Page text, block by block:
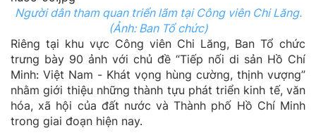
Người dân tham quan triển lãm tại Công viên Chi Lăng.
(Ảnh: Ban Tổ chức)
Riêng tại khu vực Công viên Chi Lăng, Ban Tổ chức
trưng bày 90 ảnh với chủ đề “Tiếp nối di sản Hồ Chí
Minh: Việt Nam - Khát vọng hùng cường, thịnh vượng”
nhằm giới thiệu những thành tựu phát triển kinh tế, văn
hóa, xã hội của đất nước và Thành phố Hồ Chí Minh
trong giai đoạn hiện nay.